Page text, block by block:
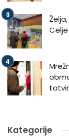
Kategorije